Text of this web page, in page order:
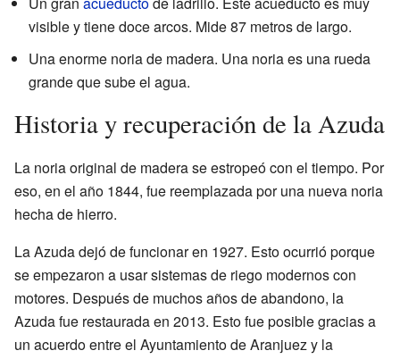
visible y tiene doce arcos. Mide 87 metros de largo.
Una enorme noria de madera. Una noria es una rueda
grande que sube el agua.
Historia y recuperación de la Azuda
La noria original de madera se estropeó con el tiempo. Por
eso, en el año 1844, fue reemplazada por una nueva noria
hecha de hierro.
La Azuda dejó de funcionar en 1927. Esto ocurrió porque
se empezaron a usar sistemas de riego modernos con
motores. Después de muchos años de abandono, la
Azuda fue restaurada en 2013. Esto fue posible gracias a
un acuerdo entre el Ayuntamiento de Aranjuez y la